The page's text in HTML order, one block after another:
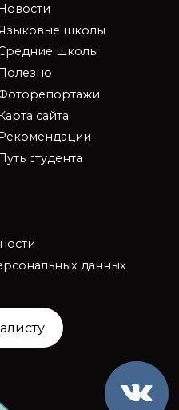
школы
школы
сайта
Рекомендации
студента
данных